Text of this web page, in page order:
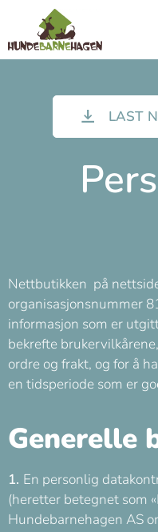
LAST
Nettbutikken på
organisasjonsnummer
informasjon som er
bekrefte
ordre og frakt, og for å
en tidsperiode som er
Generelle
1. En personlig
(heretter betegnet som
Hundebarnehagen AS